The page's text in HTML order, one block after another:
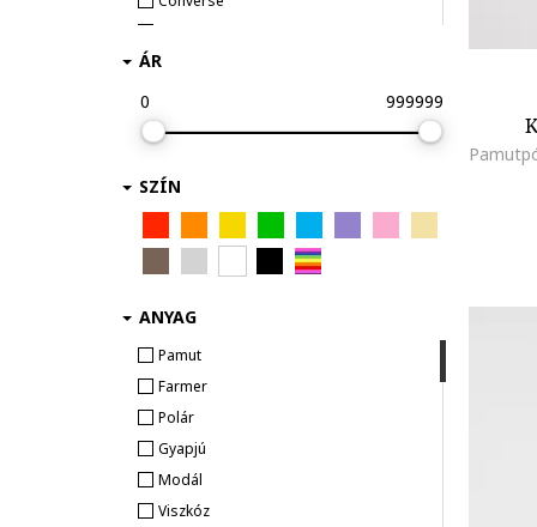
DKNY
Gant
GUESS KIDS
HUGO
IDO
Jack & Jones
JJ REBEL
ÁR
0
999999
SZÍN
ANYAG
Pamut
Farmer
Polár
Gyapjú
Modál
Viszkóz